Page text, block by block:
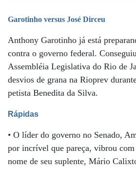
Garotinho versus José Dirceu
Anthony Garotinho já está
contra o governo federal.
Assembléia Legislativa do Rio de
desvios de grana na Rioprev
petista Benedita da Silva.
Rápidas
• O líder do governo no Senado,
por incrível que pareça, vibrou
nome de seu suplente, Mário